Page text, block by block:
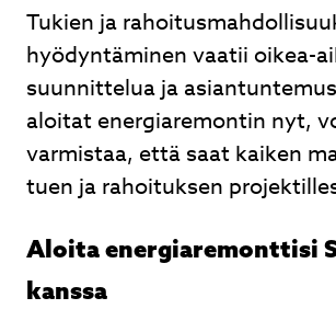
Tukien ja
hyödyntäminen vaatii oikea-
suunnittelua ja
aloitat energiaremontin nyt,
varmistaa, että saat kaiken
tuen ja rahoituksen
Aloita energiaremonttisi
kanssa